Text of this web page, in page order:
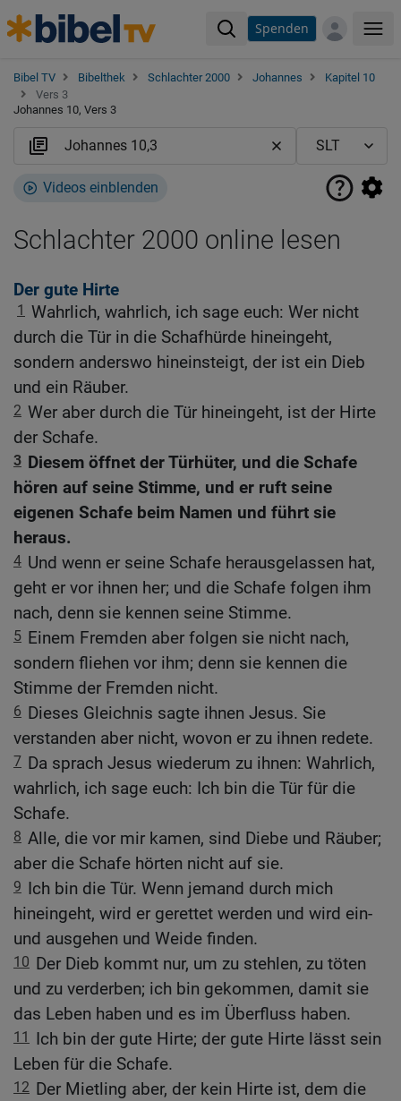
Spenden
Bibel TV Bibelthek Schlachter 2000 Johannes
Kapitel 10
Vers 3
Johannes 10, Vers 3
Videos einblenden
Schlachter 2000 online lesen
Der gute Hirte
1 Wahrlich, wahrlich, ich sage euch: Wer nicht
durch die Tür in die Schafhürde hineingeht,
sondern anderswo hineinsteigt, der ist ein Dieb
und ein Räuber.
2 Wer aber durch die Tür hineingeht, ist der Hirte
der Schafe.
3 Diesem öffnet der Türhüter, und die Schafe
hören auf seine Stimme, und er ruft seine
eigenen Schafe beim Namen und führt sie
heraus.
4 Und wenn er seine Schafe herausgelassen hat,
geht er vor ihnen her; und die Schafe folgen ihm
nach, denn sie kennen seine Stimme.
5 Einem Fremden aber folgen sie nicht nach,
sondern fliehen vor ihm; denn sie kennen die
Stimme der Fremden nicht.
6 Dieses Gleichnis sagte ihnen Jesus. Sie
verstanden aber nicht, wovon er zu ihnen redete.
7 Da sprach Jesus wiederum zu ihnen: Wahrlich,
wahrlich, ich sage euch: Ich bin die Tür für die
Schafe.
8 Alle, die vor mir kamen, sind Diebe und Räuber;
aber die Schafe hörten nicht auf sie.
9 Ich bin die Tür. Wenn jemand durch mich
hineingeht, wird er gerettet werden und wird ein-
und ausgehen und Weide finden.
10 Der Dieb kommt nur, um zu stehlen, zu töten
und zu verderben; ich bin gekommen, damit sie
das Leben haben und es im Überfluss haben.
11
Ich bin der gute Hirte; der gute Hirte lässt sein
Leben für die Schafe.
12 Der Mietling aber, der kein Hirte ist, dem die